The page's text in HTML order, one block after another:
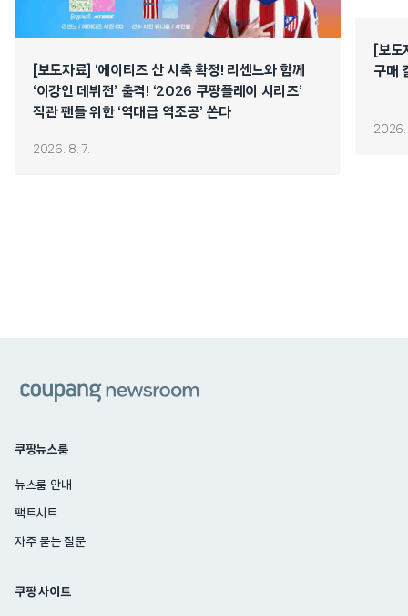
[보도자료] ‘에이티즈 산 시축 확정! 리센느와 함께
‘이강인 데뷔전’ 출격! ‘2026 쿠팡플레이 시리즈’
직관 팬들 위한 ‘역대급 역조공’ 쏜다
2026. 8. 7.
[보
구매
2026.
쿠팡뉴스룸
뉴스룸 안내
팩트시트
자주 묻는 질문
쿠팡 사이트